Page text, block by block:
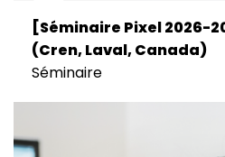
[Séminaire Pixel 2026-
(Cren, Laval, Canada)
Séminaire